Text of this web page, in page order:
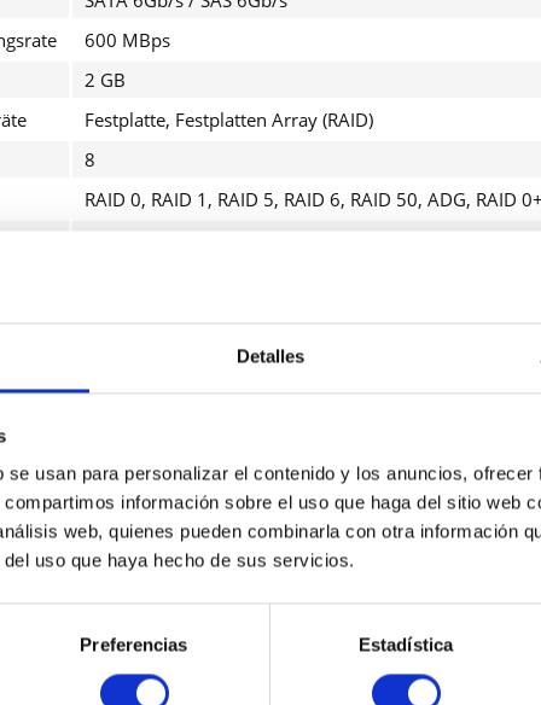
Detalles
usan para personalizar el contenido y los anuncios,
información sobre el uso que haga del sitio web
web, quienes pueden combinarla con otra información
uso que haya hecho de sus servicios.
Preferencias Estadística
600 MBps
2 GB
Festplatte, Festplatten Array (RAID)
8
RAID 0, RAID 1, RAID 5, RAID 6, RAID 50, ADG, RAID
(RAID) - Plug-in-Karte
3.0 x8
2 x SATA 6Gb/s / SAS 6Gb/s - 36 PIN 4i Mini MultiLane SAS
Shielded Mini MultiLane SAS (SFF-8088), 26-polig (außerhalb)